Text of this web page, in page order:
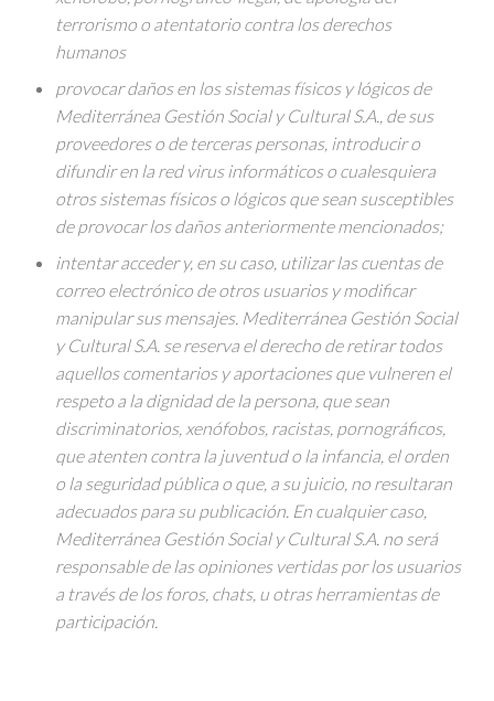
terrorismo o atentatorio contra los derechos
humanos
provocar daños en los sistemas físicos y lógicos de
Mediterránea Gestión Social y Cultural S.A., de sus
proveedores o de terceras personas, introducir o
difundir en la red virus informáticos o cualesquiera
otros sistemas físicos o lógicos que sean susceptibles
de provocar los daños anteriormente mencionados;
intentar acceder y, en su caso, utilizar las cuentas de
correo electrónico de otros usuarios y modificar
manipular sus mensajes. Mediterránea Gestión Social
y Cultural S.A. se reserva el derecho de retirar todos
aquellos comentarios y aportaciones que vulneren el
respeto a la dignidad de la persona, que sean
discriminatorios, xenófobos, racistas, pornográficos,
que atenten contra la juventud o la infancia, el orden
o la seguridad pública o que, a su juicio, no resultaran
adecuados para su publicación. En cualquier caso,
Mediterránea Gestión Social y Cultural S.A. no será
responsable de las opiniones vertidas por los usuarios
a través de los foros, chats, u otras herramientas de
participación.